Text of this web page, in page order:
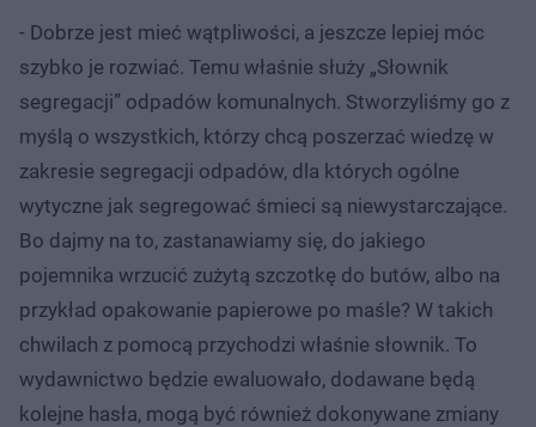
- Dobrze jest mieć wątpliwości, a jeszcze lepiej móc
szybko je rozwiać. Temu właśnie służy „Słownik
segregacji” odpadów komunalnych. Stworzyliśmy go z
myślą o wszystkich, którzy chcą poszerzać wiedzę w
zakresie segregacji odpadów, dla których ogólne
wytyczne jak segregować śmieci są niewystarczające.
Bo dajmy na to, zastanawiamy się, do jakiego
pojemnika wrzucić zużytą szczotkę do butów, albo na
przykład opakowanie papierowe po maśle? W takich
chwilach z pomocą przychodzi właśnie słownik. To
wydawnictwo będzie ewaluowało, dodawane będą
kolejne hasła, mogą być również dokonywane zmiany